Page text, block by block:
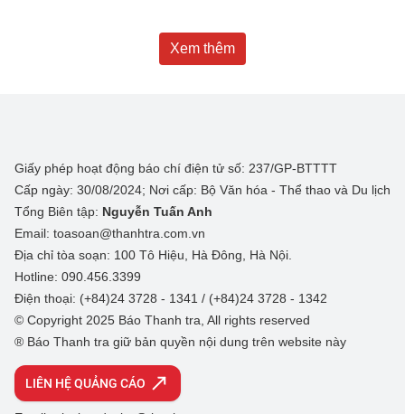
Xem thêm
Giấy phép hoạt động báo chí điện tử số: 237/GP-BTTTT
Cấp ngày: 30/08/2024; Nơi cấp: Bộ Văn hóa - Thể thao và Du lịch
Tổng Biên tập: Nguyễn Tuấn Anh
Email: toasoan@thanhtra.com.vn
Địa chỉ tòa soạn: 100 Tô Hiệu, Hà Đông, Hà Nội.
Hotline: 090.456.3399
Điện thoại: (+84)24 3728 - 1341 / (+84)24 3728 - 1342
© Copyright 2025 Báo Thanh tra, All rights reserved
® Báo Thanh tra giữ bản quyền nội dung trên website này
LIÊN HỆ QUẢNG CÁO